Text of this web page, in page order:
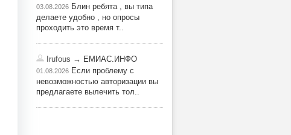
03.08.2026 Блин ребята , вы типа
делаете удобно , но опросы
проходить это время т..
Irufous → ЕМИАС.ИНФО
01.08.2026 Если проблему с
невозможностью авторизации вы
предлагаете вылечить тол..